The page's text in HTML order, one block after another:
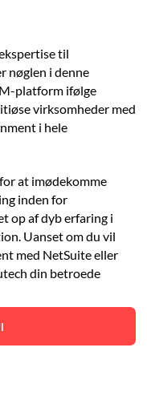
til
nøglen i denne
platform ifølge
virksomheder med
i hele
at imødekomme
inden for
op af dyb erfaring i
Uanset om du vil
med NetSuite eller
din betroede